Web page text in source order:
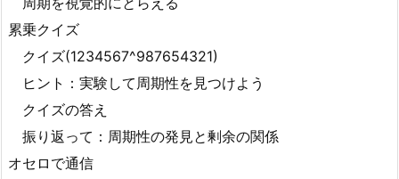
累乗クイズ
クイズ(1234567^987654321)
ヒント：実験して周期性を見つけよう
クイズの答え
振り返って：周期性の発見と剰余の関係
オセロで通信